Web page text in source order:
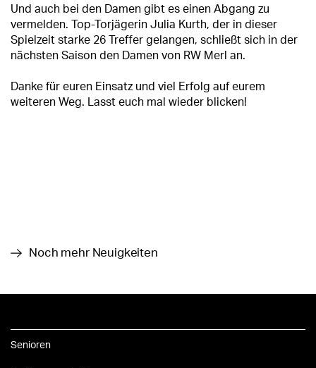
Und auch bei den Damen gibt es einen Abgang zu
vermelden. Top-Torjägerin Julia Kurth, der in dieser
Spielzeit starke 26 Treffer gelangen, schließt sich in der
nächsten Saison den Damen von RW Merl an.
Danke für euren Einsatz und viel Erfolg auf eurem
weiteren Weg. Lasst euch mal wieder blicken!
Noch mehr Neuigkeiten
Senioren